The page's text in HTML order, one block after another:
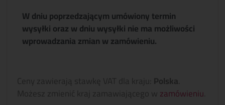
W dniu poprzedzającym umówiony termin
wysyłki oraz w dniu wysyłki nie ma możliwości
wprowadzania zmian w zamówieniu.
Ceny zawierają stawkę VAT dla kraju: Polska
Możesz zmienić kraj zamawiającego wzamówieniu